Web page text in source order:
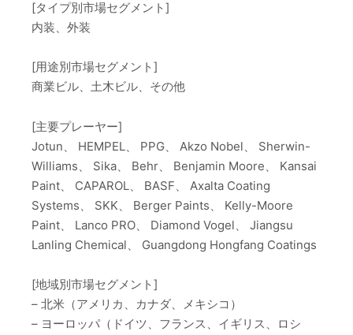
[タイプ別市場セグメント]
内装、外装
[用途別市場セグメント]
商業ビル、土木ビル、その他
[主要プレーヤー]
Jotun、 HEMPEL、 PPG、 Akzo Nobel、 Sherwin-
Williams、 Sika、 Behr、 Benjamin Moore、 Kansai
Paint、 CAPAROL、 BASF、 Axalta Coating
Systems、 SKK、 Berger Paints、 Kelly-Moore
Paint、 Lanco PRO、 Diamond Vogel、 Jiangsu
Lanling Chemical、 Guangdong Hongfang Coatings
[地域別市場セグメント]
– 北米（アメリカ、カナダ、メキシコ）
– ヨーロッパ（ドイツ、フランス、イギリス、ロシ